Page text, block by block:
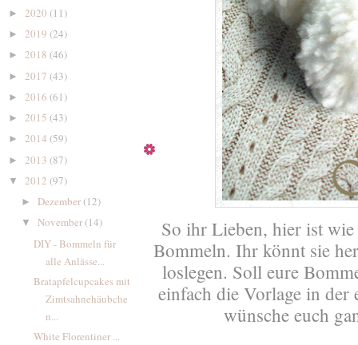
► 2020 (11)
► 2019 (24)
► 2018 (46)
► 2017 (43)
► 2016 (61)
► 2015 (43)
► 2014 (59)
► 2013 (87)
▼ 2012 (97)
► Dezember(12)
▼ November(14)
DIY - Bommeln für
alle Anlässe...
Bratapfelcupcakes mit
Zimtsahnehäubche
n...
White Florentiner ...
So ihr Lieben, hier ist
Bommeln. Ihr könnt sie
loslegen. Soll eure
einfach die Vorlage in der
wünsche euch